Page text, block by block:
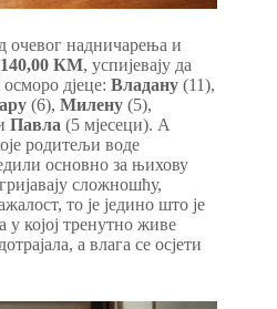
очевог надничарења и
140,00 КМ, успијевају да
осморо дјеце: Владану (11),
(6), Милену (5),
Павла (5 мјесеци). А
родитељи воде
основно за њихову
сложношћу,
то је једино што је
у којој тренутно живе
а влага се осјети